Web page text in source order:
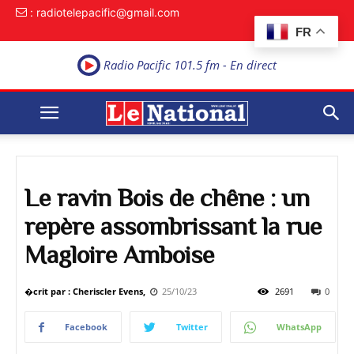
FR
: radiotelepacific@gmail.com
Radio Pacific 101.5 fm - En direct
Le ravin Bois de chêne : un
repère assombrissant la rue
Magloire Amboise
�crit par : Cheriscler Evens, 25/10/23 0
2691
Facebook Twitter WhatsApp